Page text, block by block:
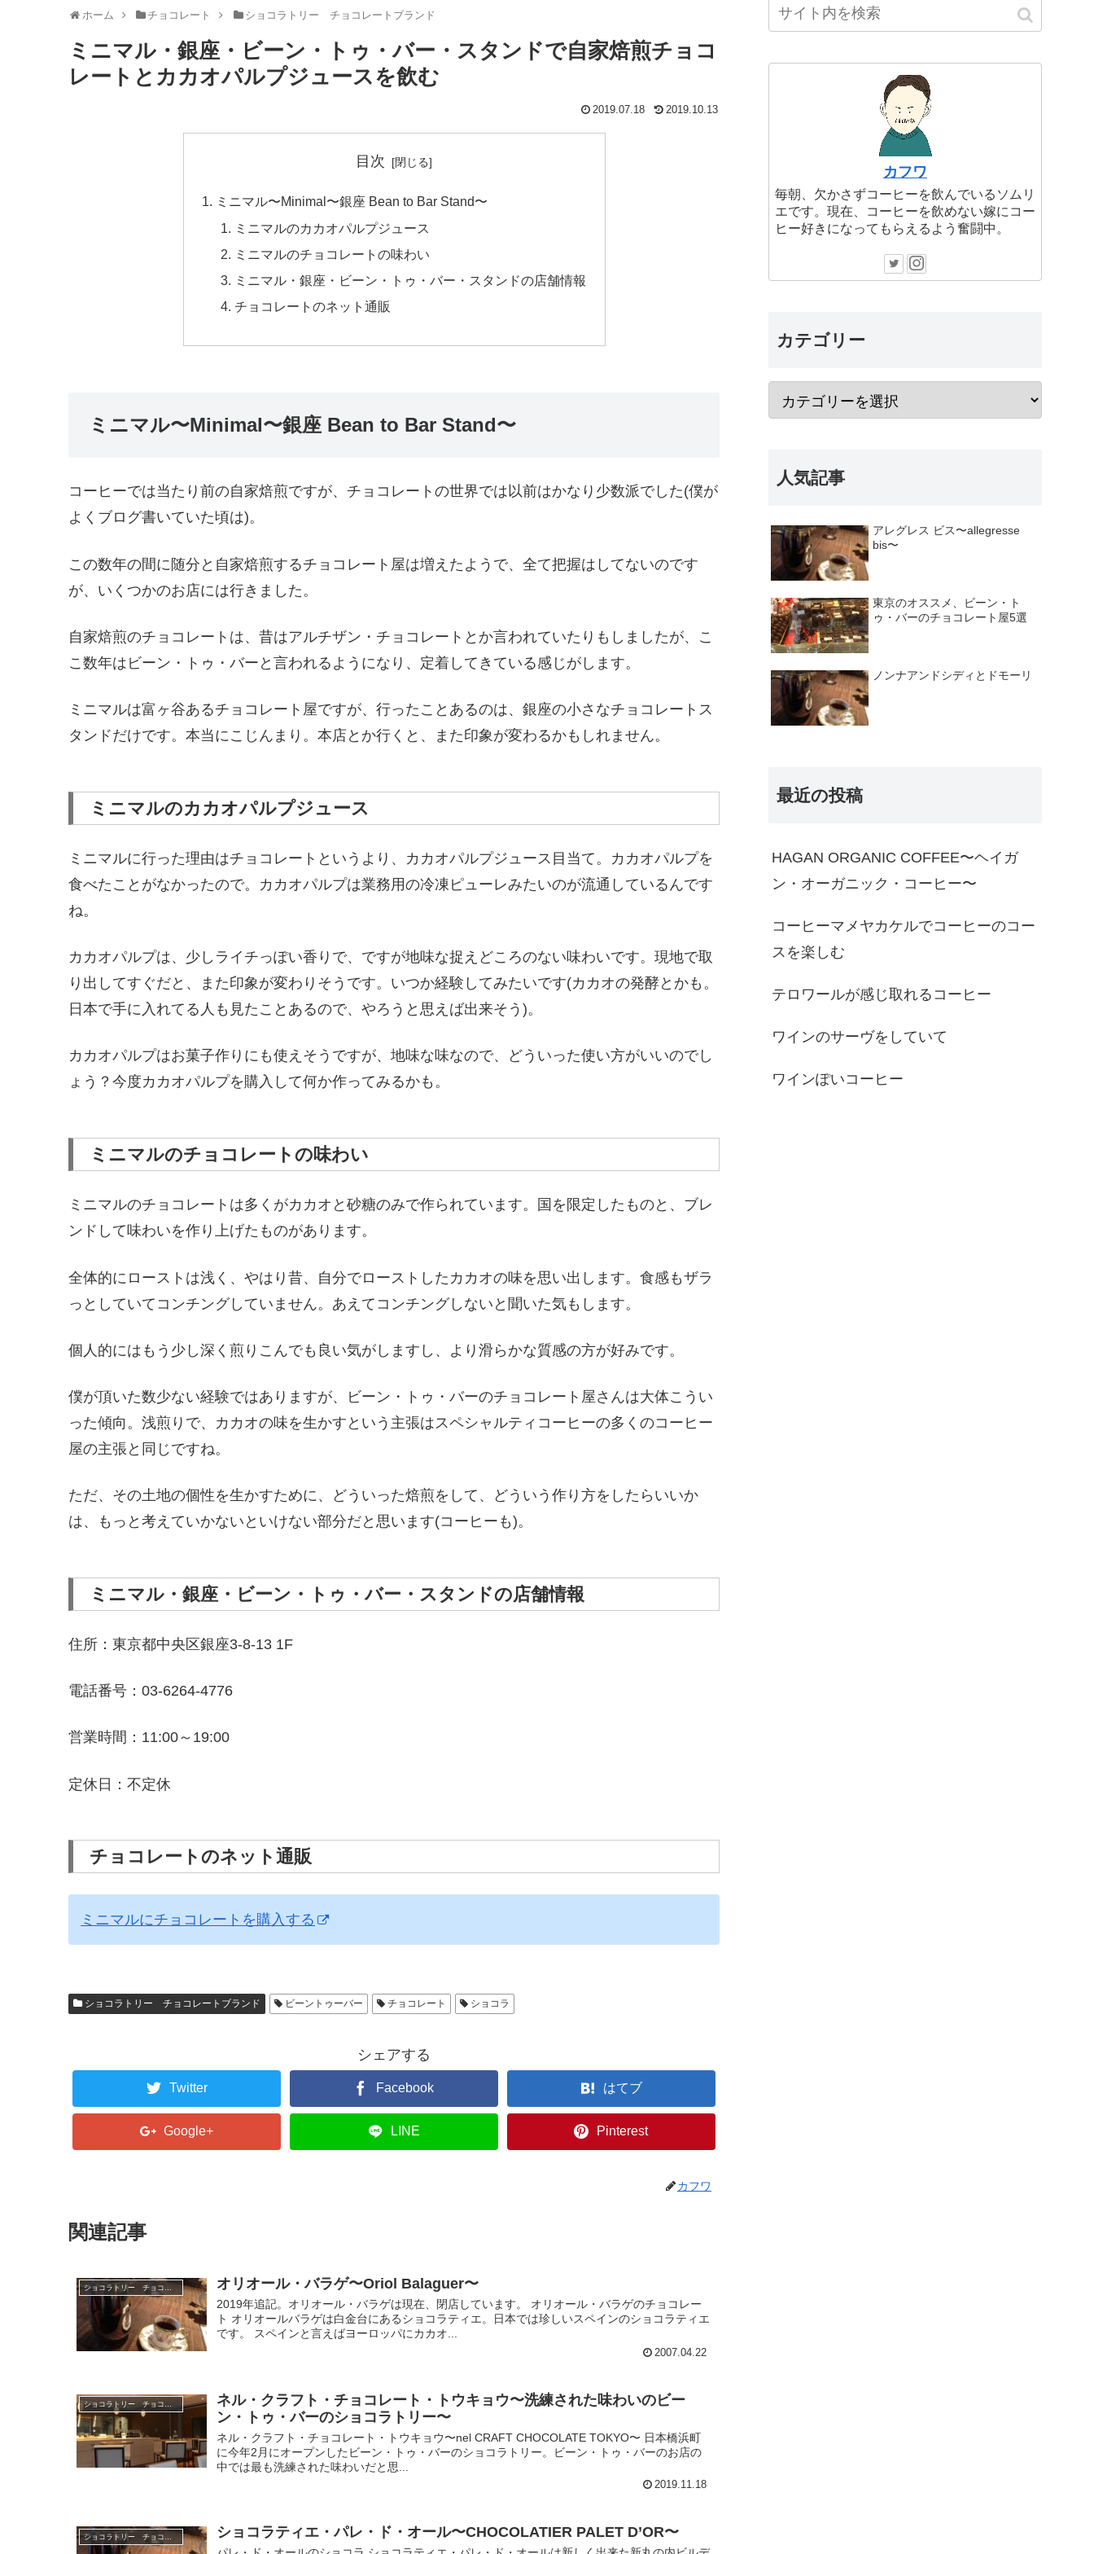
ホーム チョコレート ショコラトリー チョコレートブランド
ミニマル・銀座・ビーン・トゥ・バー・スタンドで自家焙煎チョコ
レートとカカオパルプジュースを飲む
2019.07.18 2019.10.13
目次
ミニマル〜Minimal〜銀座 Bean to Bar Stand〜
ミニマルのカカオパルプジュース
ミニマルのチョコレートの味わい
ミニマル・銀座・ビーン・トゥ・バー・スタンドの店舗情報
チョコレートのネット通販
ミニマル〜Minimal〜銀座 Bean to Bar Stand〜
コーヒーでは当たり前の自家焙煎ですが、チョコレートの世界では以前はかなり少数派でした(僕が
よくブログ書いていた頃は)。
この数年の間に随分と自家焙煎するチョコレート屋は増えたようで、全て把握はしてないのです
が、いくつかのお店には行きました。
自家焙煎のチョコレートは、昔はアルチザン・チョコレートとか言われていたりもしましたが、こ
こ数年はビーン・トゥ・バーと言われるようになり、定着してきている感じがします。
ミニマルは富ヶ谷あるチョコレート屋ですが、行ったことあるのは、銀座の小さなチョコレートス
タンドだけです。本当にこじんまり。本店とか行くと、また印象が変わるかもしれません。
ミニマルのカカオパルプジュース
ミニマルに行った理由はチョコレートというより、カカオパルプジュース目当て。カカオパルプを
食べたことがなかったので。カカオパルプは業務用の冷凍ピューレみたいのが流通しているんです
ね。
カカオパルプは、少しライチっぽい香りで、ですが地味な捉えどころのない味わいです。現地で取
り出してすぐだと、また印象が変わりそうです。いつか経験してみたいです(カカオの発酵とかも。
日本で手に入れてる人も見たことあるので、やろうと思えば出来そう)。
カカオパルプはお菓子作りにも使えそうですが、地味な味なので、どういった使い方がいいのでし
ょう？今度カカオパルプを購入して何か作ってみるかも。
ミニマルのチョコレートの味わい
ミニマルのチョコレートは多くがカカオと砂糖のみで作られています。国を限定したものと、ブレ
ンドして味わいを作り上げたものがあります。
全体的にローストは浅く、やはり昔、自分でローストしたカカオの味を思い出します。食感もザラ
っとしていてコンチングしていません。あえてコンチングしないと聞いた気もします。
個人的にはもう少し深く煎りこんでも良い気がしますし、より滑らかな質感の方が好みです。
僕が頂いた数少ない経験ではありますが、ビーン・トゥ・バーのチョコレート屋さんは大体こうい
った傾向。浅煎りで、カカオの味を生かすという主張はスペシャルティコーヒーの多くのコーヒー
屋の主張と同じですね。
ただ、その土地の個性を生かすために、どういった焙煎をして、どういう作り方をしたらいいか
は、もっと考えていかないといけない部分だと思います(コーヒーも)。
ミニマル・銀座・ビーン・トゥ・バー・スタンドの店舗情報
住所：東京都中央区銀座3-8-13 1F
電話番号：03-6264-4776
営業時間：11:00～19:00
定休日：不定休
チョコレートのネット通販
ミニマルにチョコレートを購入する
ショコラトリー チョコレートブランド ビーントゥーバー チョコレート ショコラ
シェアする
Twitter Facebook はてブ
Google+ LINE Pinterest
カフワ
関連記事
ショコラトリー チョコレートブランド オリオール・バラゲ〜Oriol Balaguer〜
2019年追記。オリオール・バラゲは現在、閉店しています。 オリオール・バラゲのチョコレー
ト オリオールバラゲは白金台にあるショコラティエ。日本では珍しいスペインのショコラティエ
です。 スペインと言えばヨーロッパにカカオ...
2007.04.22
ショコラトリー チョコレートブランド
ネル・クラフト・チョコレート・トウキョウ〜洗練された味わいのビー
ン・トゥ・バーのショコラトリー〜
ネル・クラフト・チョコレート・トウキョウ〜nel CRAFT CHOCOLATE TOKYO〜 日本橋浜町
に今年2月にオープンしたビーン・トゥ・バーのショコラトリー。ビーン・トゥ・バーのお店の
中では最も洗練された味わいだと思...
2019.11.18
ショコラティエ・パレ・ド・オール〜CHOCOLATIER PALET D’OR〜
カフワ
毎朝、欠かさずコーヒーを飲んでいるソムリ
エです。現在、コーヒーを飲めない嫁にコー
ヒー好きになってもらえるよう奮闘中。
カテゴリー
人気記事
アレグレス ビス〜allegresse
bis〜
東京のオススメ、ビーン・ト
ゥ・バーのチョコレート屋5選
ノンナアンドシディとドモーリ
最近の投稿
HAGAN ORGANIC COFFEE〜ヘイガ
ン・オーガニック・コーヒー〜
コーヒーマメヤカケルでコーヒーのコー
スを楽しむ
テロワールが感じ取れるコーヒー
ワインのサーヴをしていて
ワインぽいコーヒー